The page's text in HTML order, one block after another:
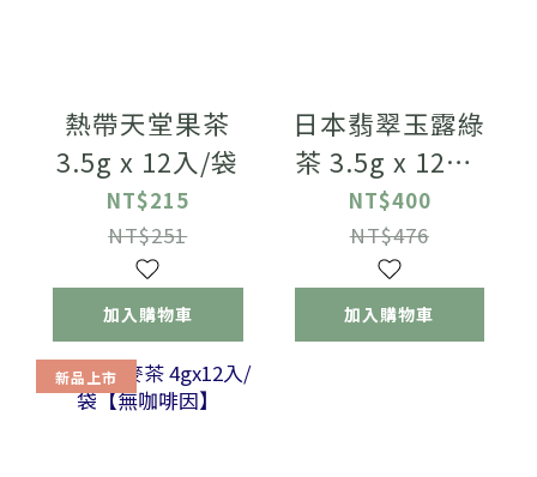
熱帶天堂果茶
3.5g x 12入/袋
NT$215
NT$251
加入購物車
日本翡翠玉露綠
茶 3.5g x 12入/
袋
NT$400
NT$476
加入購物車
新品上市